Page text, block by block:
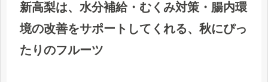
新高梨は、水分補給・むくみ対策・腸内環
境の改善をサポートしてくれる、秋にぴっ
たりのフルーツ